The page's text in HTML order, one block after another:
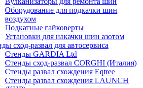
Оборудование для подкачки шин
воздухом
Подкатные гайковерты
Установки для накачки шин азотом
сход-развал для автосервиса
Стенды GARDIA Ltd
Стенды сход-развал CORGHI (Италия)
Стенды развал схождения Eqtree
Стенды развал схождения LAUNCH